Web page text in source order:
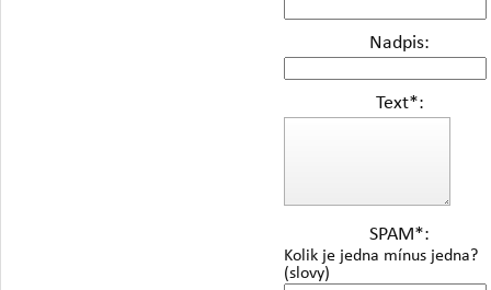
Nadpis:
Text*:
SPAM*:
Kolik je jedna mínus jedna?
(slovy)